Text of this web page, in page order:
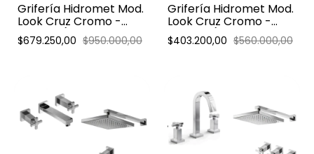
Grifería Hidromet Mod.
Look Cruz Cromo -
Combo (Ducha 2 vías
escocesa)
$679.250,00 $950.000,00
Grifería Hidromet Mod.
Look Cruz Cromo -
Combo (Ducha con
Transf.)
$403.200,00 $560.000,00